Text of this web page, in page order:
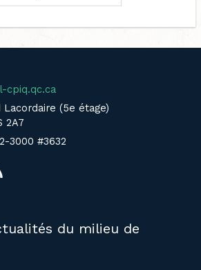
cpiq.qc.ca
(5e étage)
2A7
3000 #3632
du milieu de